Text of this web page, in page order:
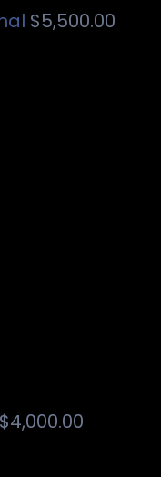
$5,500.00
$4,000.00